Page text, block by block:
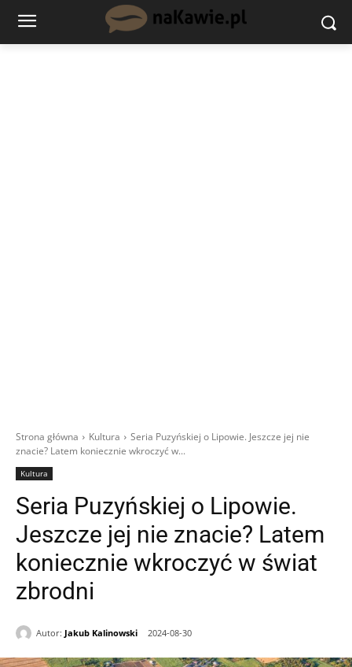
Strona główna Kultura
Seria Puzyńskiej o Lipowie. Jeszcze jej nie
znacie? Latem koniecznie wkroczyć w...
Kultura
Seria Puzyńskiej o Lipowie.
Jeszcze jej nie znacie? Latem
koniecznie wkroczyć w świat
zbrodni
Autor: Jakub Kalinowski 2024-08-30